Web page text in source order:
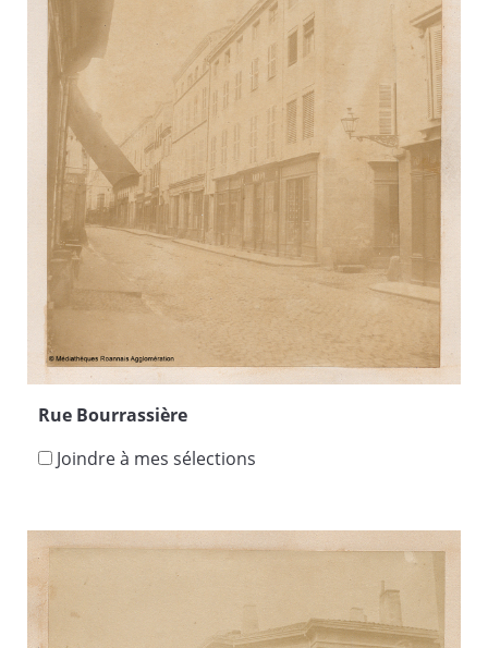
Rue Bourrassière
Joindre à mes sélections